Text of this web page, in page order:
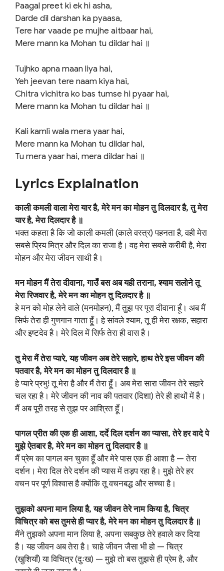
Paagal preet ki ek hi asha,
Darde dil darshan ka pyaasa,
Tere har vaade pe mujhe aitbaar hai,
Mere mann ka Mohan tu dildar hai ॥
Tujhko apna maan liya hai,
Yeh jeevan tere naam kiya hai,
Chitra vichitra ko bas tumse hi pyaar hai,
Mere mann ka Mohan tu dildar hai ॥
Kali kamli wala mera yaar hai,
Mere mann ka Mohan tu dildar hai,
Tu mera yaar hai, mera dildar hai ॥
Lyrics Explaination
काली कमली वाला मेरा यार है, मेरे मन का मोहन तु दिलदार है, तु मेरा
यार है, मेरा दिलदार है ॥
भक्त कहता है कि जो काली कमली (काले वस्त्र) पहनता है, वही मेरा
सबसे प्रिय मित्र और दिल का राजा है। वह मेरा सबसे करीबी है, मेरा
मोहन और मेरा जीवन साथी है।
मन मोहन मैं तेरा दीवाना, गाउँ बस अब यही तराना, श्याम सलोने तू
मेरा रिजवार है, मेरे मन का मोहन तु दिलदार है ॥
हे मन को मोह लेने वाले (मनमोहन), मैं तुझ पर पूरा दीवाना हूँ। अब मैं
सिर्फ तेरा ही गुणगान गाता हूँ। हे सांवले श्याम, तू ही मेरा रक्षक, सहारा
और इष्टदेव है। मेरे दिल में सिर्फ तेरा ही वास है।
तु मेरा मैं तेरा प्यारे, यह जीवन अब तेरे सहारे, हाथ तेरे इस जीवन की
पतवार है, मेरे मन का मोहन तु दिलदार है ॥
हे प्यारे प्रभु! तू मेरा है और मैं तेरा हूँ। अब मेरा सारा जीवन तेरे सहारे
चल रहा है। मेरे जीवन की नाव की पतवार (दिशा) तेरे ही हाथों में है।
मैं अब पूरी तरह से तुझ पर आश्रित हूँ।
पागल प्रीत की एक ही आशा, दर्दे दिल दर्शन का प्यासा, तेरे हर वादे पे
मुझे ऐतबार है, मेरे मन का मोहन तु दिलदार है ॥
मैं प्रेम का पागल बन चुका हूँ और मेरे पास एक ही आशा है — तेरा
दर्शन। मेरा दिल तेरे दर्शन की प्यास में तड़प रहा है। मुझे तेरे हर
वचन पर पूर्ण विश्वास है क्योंकि तू वचनबद्ध और सच्चा है।
तुझको अपना मान लिया है, यह जीवन तेरे नाम किया है, चित्र
विचित्र को बस तुमसे ही प्यार है, मेरे मन का मोहन तु दिलदार है ॥
मैंने तुझको अपना मान लिया है, अपना सबकुछ तेरे हवाले कर दिया
है। यह जीवन अब तेरा है। चाहे जीवन जैसा भी हो — चित्र
(खुशियाँ) या विचित्र (दुःख) — मुझे तो बस तुझसे ही प्रेम है, और